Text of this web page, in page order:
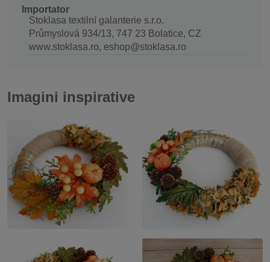
Importator
Stoklasa textilní galanterie s.r.o.
Průmyslová 934/13, 747 23 Bolatice, CZ
www.stoklasa.ro, eshop@stoklasa.ro
Imagini inspirative